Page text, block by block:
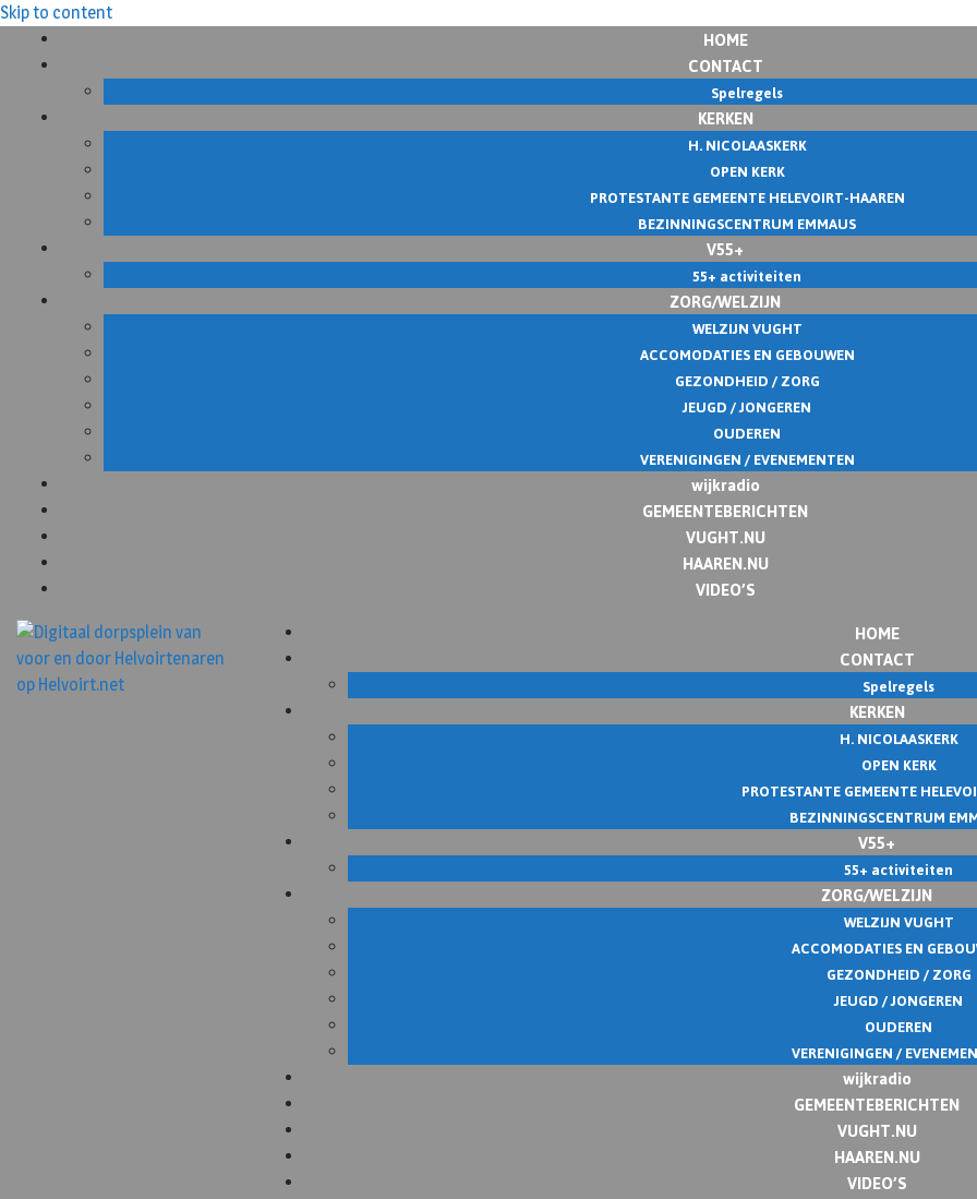
Skip to content
HOME
CONTACT
Spelregels
KERKEN
H. NICOLAASKERK
OPEN KERK
PROTESTANTE GEMEENTE HELEVOIRT-HAAREN
BEZINNINGSCENTRUM EMMAUS
V55+
55+ activiteiten
ZORG/WELZIJN
WELZIJN VUGHT
ACCOMODATIES EN GEBOUWEN
GEZONDHEID / ZORG
JEUGD / JONGEREN
OUDEREN
VERENIGINGEN / EVENEMENTEN
wijkradio
GEMEENTEBERICHTEN
VUGHT.NU
HAAREN.NU
VIDEO’S
HOME
CONTACT
Spelregels
KERKEN
H. NICOLAASKERK
OPEN KERK
PROTESTANTE GEMEENTE
BEZINNINGSCENTRUM
V55+
55+ activiteiten
ZORG/WELZIJN
WELZIJN VUGHT
ACCOMODATIES EN
GEZONDHEID / ZORG
JEUGD / JONGEREN
OUDEREN
VERENIGINGEN /
wijkradio
GEMEENTEBERICHTEN
VUGHT.NU
HAAREN.NU
VIDEO’S